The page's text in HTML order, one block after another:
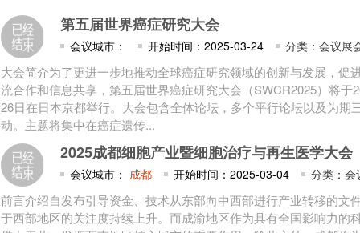
第五届世界癌症研究大会
会议城市： 开始时间：2025-03-24 分类：会议展
大会简介为了更进一步地推动全球癌症研究领域的创新与发展，促
流合作和信息共享，第五届世界癌症研究大会（SWCR2025）将于
26日在日本京都举行。大会包含全体论坛，多个平行论坛以及为期
动。主题将集中在癌症遗传...
2025成都细胞产业暨细胞治疗与再生医学大会
会议城市： 成都 开始时间：2025-03-04 分类：会
前言介绍自发布引导资金、技术从东部向中西部进行产业转移的文
于西部地区的关注度持续上升。而成渝地区作为具有全国影响力的